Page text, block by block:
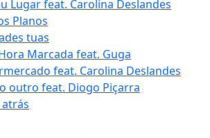
Lugar feat. Carolina Deslandes
Planos
tuas
Marcada feat. Guga
feat. Carolina Deslandes
outro feat. Diogo Piçarra
atrás